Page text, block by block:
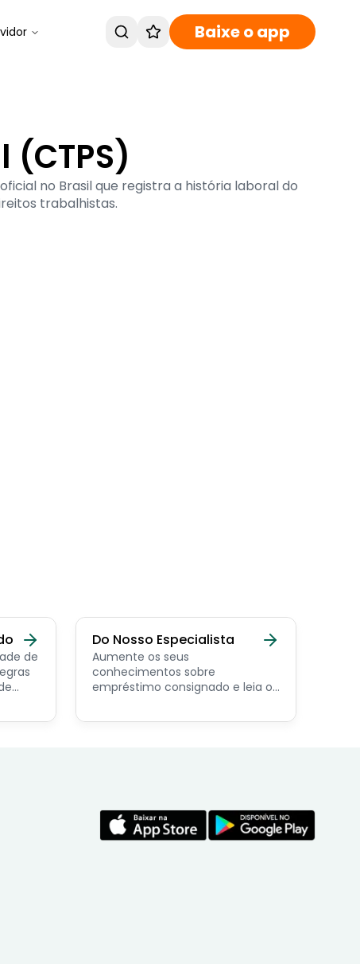
Baixe o app
no Brasil que registra a história laboral do
trabalhistas.
de
Do Nosso Especialista
Aumente os seus
conhecimentos sobre
empréstimo consignado e leia os
economista especialista no